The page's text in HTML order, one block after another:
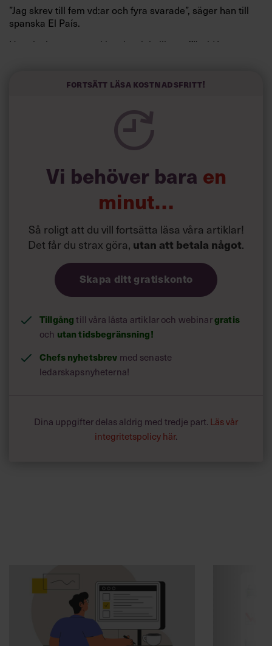
”Jag skrev till fem vd:ar och fyra svarade”, säger han till
spanska El País.
Horwitz har nu utvecklat sitt trick till en affärsidé: appen
kortfattat slarviga vd-stilen.
Fortsätt läsa kostnadsfritt!
Vi behöver bara en
minut…
Så roligt att du vill fortsätta läsa våra artiklar!
Det får du strax göra, utan att betala något.
Skapa ditt gratiskonto
Tillgångtill våra låsta artiklar och webinargratis
och utan tidsbegränsning!
Chefs nyhetsbrev med senaste
ledarskapsnyheterna!
Dina uppgifter delas aldrig med tredje part. Läs vår
integritetspolicy här.
Annonssamarbete: